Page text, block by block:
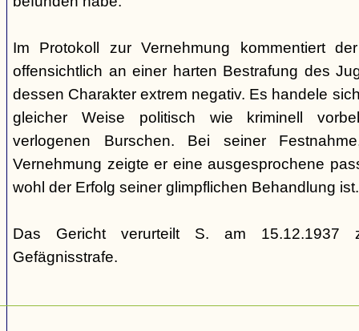
Im Protokoll zur Vernehmung kommentiert
offensichtlich an einer harten Bestrafung des
dessen Charakter extrem negativ. Es handele
gleicher Weise politisch wie kriminell
verlogenen Burschen. Bei seiner
Vernehmung zeigte er eine ausgesprochene
wohl der Erfolg seiner glimpflichen Behandlung
Das Gericht verurteilt S. am 15.12.1937
Gefägnisstrafe.